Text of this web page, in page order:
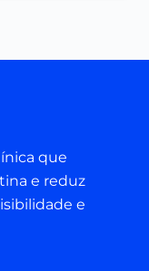
que
e reduz
e